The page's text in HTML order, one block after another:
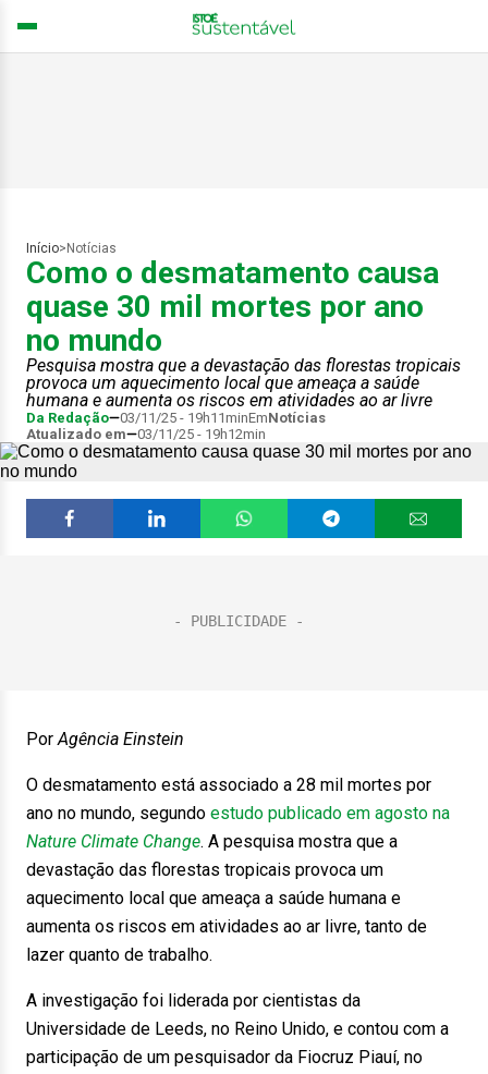
Início> Notícias
Como o desmatamento causa
quase 30 mil mortes por ano
no mundo
Pesquisa mostra que a devastação das florestas tropicais
provoca um aquecimento local que ameaça a saúde
humana e aumenta os riscos em atividades ao ar livre
Da Redação 03/11/25 - 19h11minEmNotícias
Atualizado em
03/11/25 - 19h12min
PorAgência Einstein
O desmatamento está associado a 28 mil mortes por
ano no mundo, segundo estudo publicado em agosto na
Nature Climate Change. A pesquisa mostra que a
devastação das florestas tropicais provoca um
aquecimento local que ameaça a saúde humana e
aumenta os riscos em atividades ao ar livre, tanto de
lazer quanto de trabalho.
A investigação foi liderada por cientistas da
Universidade de Leeds, no Reino Unido, e contou com a
participação de um pesquisador da Fiocruz Piauí, no